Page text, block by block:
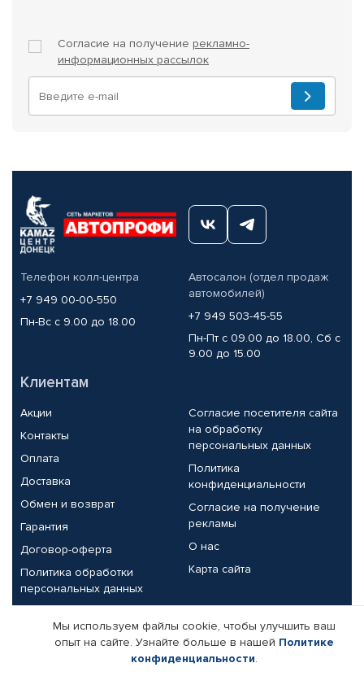
Согласие на получение рекламно-
информационных рассылок
Телефон колл-центра
+7 949 00-00-550
Пн-Вс с 9.00 до 18.00
Автосалон (отдел продаж
автомобилей)
+7 949 503-45-55
Пн-Пт с 09.00 до 18.00, Сб с
9.00 до 15.00
Клиентам
Акции
Контакты
Оплата
Доставка
Обмен и возврат
Гарантия
Договор-оферта
Политика обработки
персональных данных
Согласие посетителя сайта
на обработку
персональных данных
Политика
конфиденциальности
Согласие на получение
рекламы
О нас
Карта сайта
Партнерам
Корпоративным клиентам
Реквизиты компании
Мы используем файлы cookie, чтобы улучшить ваш
опыт на сайте. Узнайте больше в нашей Политике
конфиденциальности.